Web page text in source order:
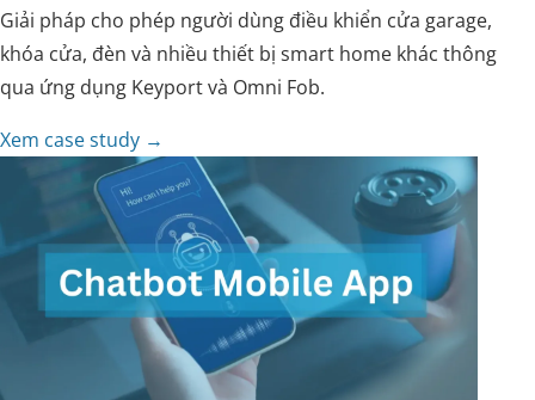
Giải pháp cho phép người dùng điều khiển cửa garage,
khóa cửa, đèn và nhiều thiết bị smart home khác thông
qua ứng dụng Keyport và Omni Fob.
Xem case study →